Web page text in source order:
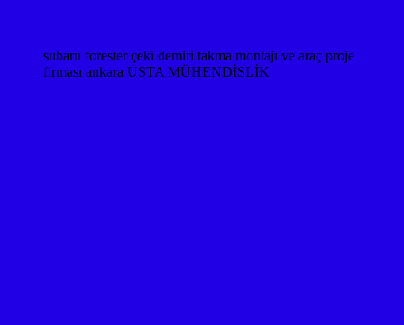
subaru forester çeki demiri takma montajı ve araç proje
firması ankara USTA MÜHENDİSLİK